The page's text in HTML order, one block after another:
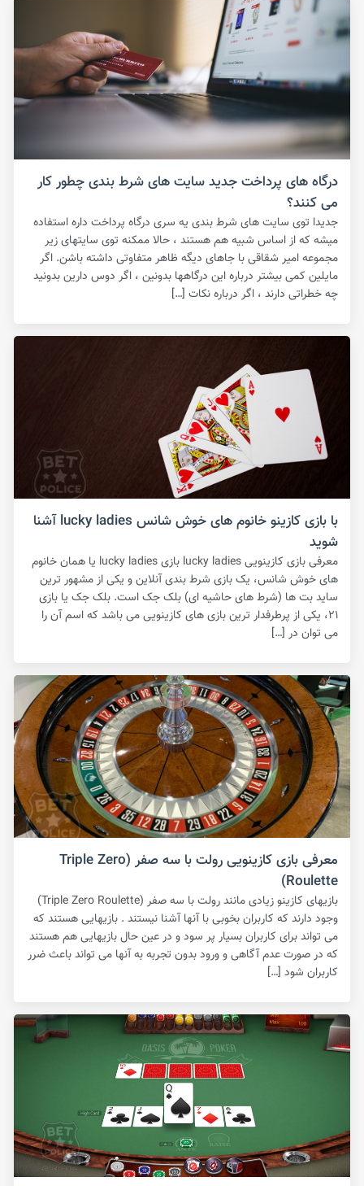
درگاه های پرداخت جدید سایت های شرط بندی چطور کار
می کنند؟
جدیدا توی سایت های شرط بندی یه سری درگاه پرداخت داره استفاده
میشه که از اساس شبیه هم هستند ، حالا ممکنه توی سایتهای زیر
مجموعه امیر شقاقی با جاهای دیگه ظاهر متفاوتی داشته باشن. اگر
مایلین کمی بیشتر درباره این درگاهها بدونین ، اگر دوس دارین بدونید
چه خطراتی دارند ، اگر درباره نکات […]
با بازی کازینو خانوم های خوش شانس lucky ladies آشنا
شوید
معرفی بازی کازینویی lucky ladies بازی lucky ladies یا همان خانوم
های خوش شانس، یک بازی شرط بندی آنلاین و یکی از مشهور ترین
ساید بت ها (شرط های حاشیه ای) بلک جک است‌. بلک جک یا بازی
۲۱، یکی از پرطرفدار ترین بازی های کازینویی می باشد که اسم آن را
می توان در […]
معرفی بازی کازینویی رولت با سه صفر (Triple Zero
Roulette)
بازیهای کازینو زیادی مانند رولت با سه صفر (Triple Zero Roulette)
وجود دارند که کاربران بخوبی با آنها آشنا نیستند . بازیهایی هستند که
می تواند برای کاربران بسیار پر سود و در عین حال بازیهایی هم هستند
که در صورت عدم آگاهی و ورود بدون تجربه به آنها می تواند باعث ضرر
کاربران شود […]